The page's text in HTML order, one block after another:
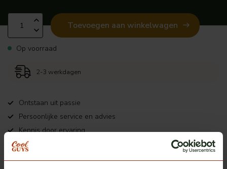
Toevoegen aan winkelwagen
Op voorraad
2-3 werkdagen
Ontstaan uit passie
Persoonlijke service en advies
Kennis door ervaring
Productomschrijving